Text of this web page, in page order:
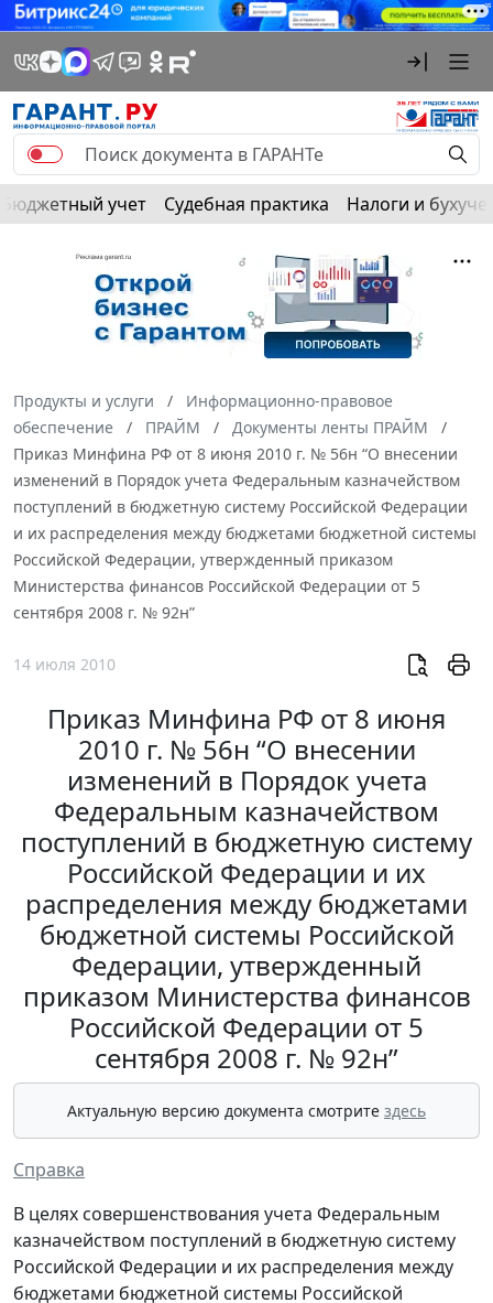
Бюджетный учет Судебная практика Налоги и
Продукты и услуги
Информационно-правовое
обеспечение
ПРАЙМ
Документы ленты ПРАЙМ
Приказ Минфина РФ от 8 июня 2010 г. № 56н “О внесении
изменений в Порядок учета Федеральным казначейством
поступлений в бюджетную систему Российской Федерации
и их распределения между бюджетами бюджетной системы
Российской Федерации, утвержденный приказом
Министерства финансов Российской Федерации от 5
сентября 2008 г. № 92н”
14 июля 2010
Приказ Минфина РФ от 8 июня
2010 г. № 56н “О внесении
изменений в Порядок учета
Федеральным казначейством
поступлений в бюджетную систему
Российской Федерации и их
распределения между бюджетами
бюджетной системы Российской
Федерации, утвержденный
приказом Министерства финансов
Российской Федерации от 5
сентября 2008 г. № 92н”
Актуальную версию документа смотрите здесь
Справка
В целях совершенствования учета Федеральным
казначейством поступлений в бюджетную систему
Российской Федерации и их распределения между
бюджетами бюджетной системы Российской